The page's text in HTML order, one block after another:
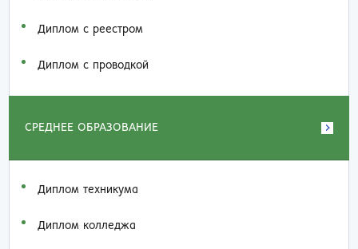
Диплом с реестром
Диплом с проводкой
СРЕДНЕЕ ОБРАЗОВАНИЕ
Диплом техникума
Диплом колледжа